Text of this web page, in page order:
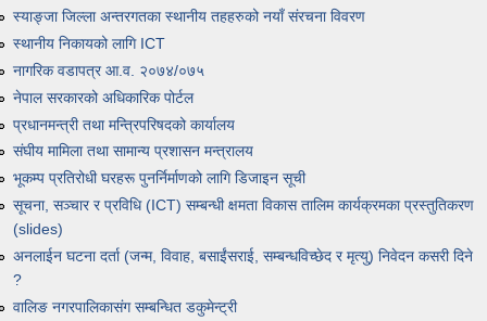
स्याङ्जा जिल्ला अन्तरगतका स्थानीय तहहरुको नयाँ संरचना विवरण
स्थानीय निकायको लागि ICT
नागरिक वडापत्र आ.व. २०७४/०७५
नेपाल सरकारको अधिकारिक पोर्टल
प्रधानमन्त्री तथा मन्त्रिपरिषदको कार्यालय
संघीय मामिला तथा सामान्य प्रशासन मन्त्रालय
भूकम्प प्रतिरोधी घरहरू पुनर्निर्माणको लागि डिजाइन सूची
सूचना, सञ्चार र प्रविधि (ICT) सम्बन्धी क्षमता विकास तालिम कार्यक्रमका प्रस्तुतिकरण
(slides)
अनलाईन घटना दर्ता (जन्म, विवाह, बसाईंसराई, सम्बन्धविच्छेद र मृत्यु) निवेदन कसरी दिने
?
वालिङ नगरपालिकासंग सम्बन्धित डकुमेन्ट्री